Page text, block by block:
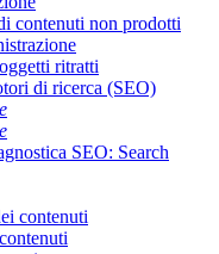
contenuti non prodotti
ritratti
di ricerca (SEO)
SEO: Search
contenuti